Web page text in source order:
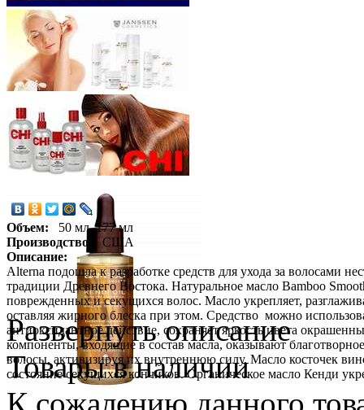
Объем:
50 мл, 177 мл
Производство:
США
Описание:
Alterna подошла к разработке средств для ухода за волосами
традиции Древнего Востока. Натуральное масло Bamboo
поврежденных и секущихся волос. Масло укрепляет,
оставляя жирного блеска при этом. Средство можно
антиоксидантное действие, сохраняет яркость цвета
компоненты, входящие в состав масла, оказывают
волосы, активизируя их внутреннюю силу. Масло косточек
состояние секущихся кончиков. Органическое масло Кенди
Развернуть описание
Товары в наличии